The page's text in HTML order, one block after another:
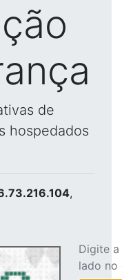
de
hospedados
,
Digite
lado no